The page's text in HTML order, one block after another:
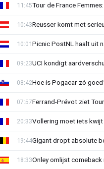
Tour de France
11:45
Reusser komt met
10:43
Picnic PostNL haalt uit
10:01
UCI kondigt
09:23
Hoe is Pogacar zó
08:42
Ferrand-Prévot ziet
07:57
Vollering moet iets
20:33
Gigant dropt absolute
19:44
Onley omlijst
18:33